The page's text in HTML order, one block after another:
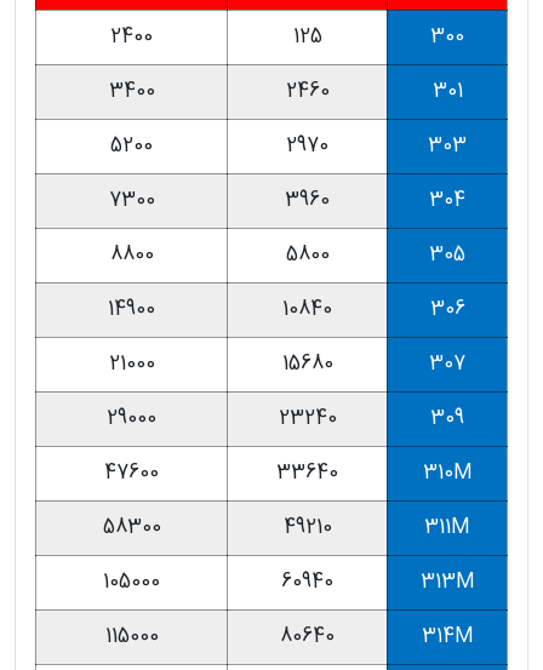
300
125
2400
301
2460
3400
303
2970
5200
304
3960
7300
305
5800
8800
306
10840
14900
307
15680
21000
309
23240
29000
310M
33640
47600
311M
49210
58300
313M
60940
105000
314M
80640
115000